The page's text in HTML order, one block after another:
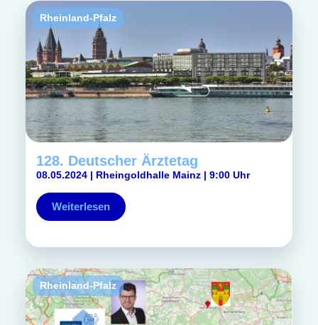
Rheinland-Pfalz
128. Deutscher Ärztetag
08.05.2024 | Rheingoldhalle Mainz | 9:00 Uhr
Weiterlesen
Rheinland-Pfalz